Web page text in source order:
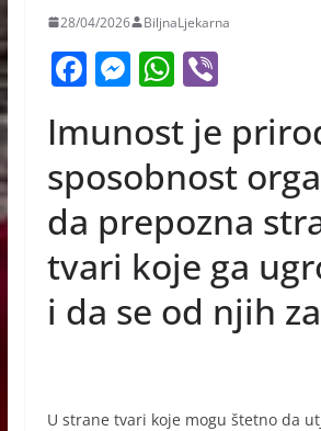
28/04/2026 BiljnaLjekarna
F
c
e
b
o
o
k
M
ss
e
n
g
er
W
at
s
A
p
p
Vi
er
Imunost je
sposobnost
da prepozna
tvari koje ga
i da se od njih
U strane tvari koje mogu štetno da